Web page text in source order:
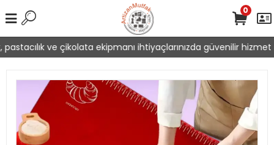
ve çikolata ekipmanı ihtiyaçlarınızda güvenilir hizmet
0